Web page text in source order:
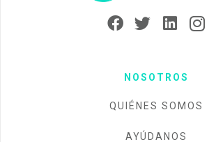
NOSOTROS
QUIÉNES SOMOS
AYÚDANOS